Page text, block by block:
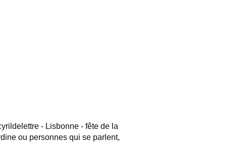
- Lisbonne - fête de la
ou personnes qui se parlent,